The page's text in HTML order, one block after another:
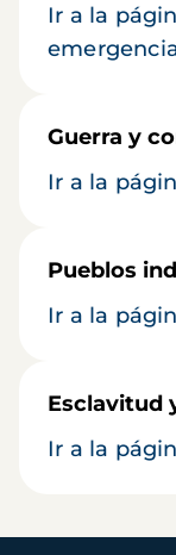
Ir a la
Guerra y
Ir a la
Pueblos
Ir a la
Esclavitud
Ir a la